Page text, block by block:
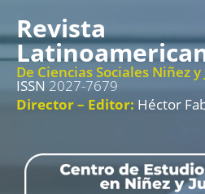
Revista
De Ciencias Sociales Niñez
ISSN 2027-7679
Director – Editor: Héctor